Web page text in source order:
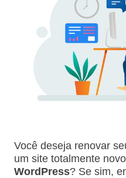
Você deseja renovar
um site totalmente
WordPress? Se sim,